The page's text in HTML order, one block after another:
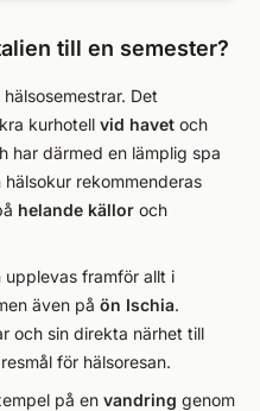
till en semester?
Det
kurhotell vid havet och
har därmed en lämplig spa
rekommenderas
helande källor och
upplevas framför allt i
även på ön Ischia.
och sin direkta närhet till
för hälsoresan.
på en vandring genom